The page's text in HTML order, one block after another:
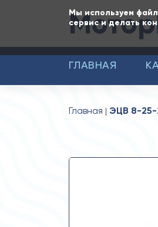
Мы используем
сервис и делать
Мотор
ГЛАВНАЯ
Главная ЭЦВ 8-25-